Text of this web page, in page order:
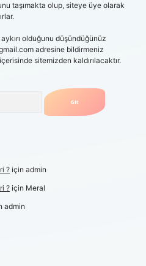
taşımakta olup, siteye üye olarak
olduğunu düşündüğünüz
adresine bildirmeniz
sitemizden kaldırılacaktır.
? için admin
? için Meral
admin